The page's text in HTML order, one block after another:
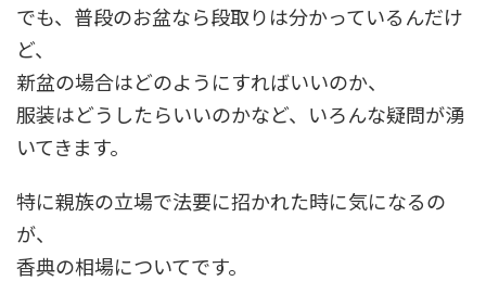
でも、普段のお盆なら段取りは分かっているんだけ
ど、
新盆の場合はどのようにすればいいのか、
服装はどうしたらいいのかなど、いろんな疑問が湧
いてきます。
特に親族の立場で法要に招かれた時に気になるの
が、
香典の相場についてです。